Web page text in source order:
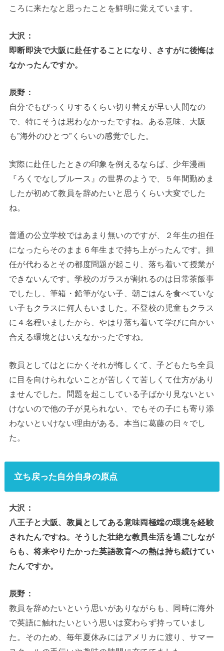
ころに来たなと思ったことを鮮明に覚えています。
大沢：
即断即決で大阪に赴任することになり、さすがに後悔は
なかったんですか。
辰野：
自分でもびっくりするくらい切り替えが早い人間なの
で、特にそうは思わなかったですね。ある意味、大阪
も”海外のひとつ”くらいの感覚でした。
実際に赴任したときの印象を例えるならば、少年漫画
『ろくでなしブルース』の世界のようで、５年間勤めま
したが初めて教員を辞めたいと思うくらい大変でした
ね。
普通の公立学校ではあまり無いのですが、２年生の担任
になったらそのまま６年生まで持ち上がったんです。担
任が代わるとその都度問題が起こり、落ち着いて授業が
できないんです。学校のガラスが割れるのは日常茶飯事
でしたし、筆箱・鉛筆がない子、朝ごはんを食べていな
い子もクラスに何人もいました。不登校の児童もクラス
に４名程いましたから、やはり落ち着いて学びに向かい
合える環境とはいえなかったですね。
教員としてはとにかくそれが悔しくて、子どもたち全員
に目を向けられないことが苦しくて苦しくて仕方があり
ませんでした。問題を起こしている子ばかり見ないとい
けないので他の子が見られない、でもその子にも寄り添
わないといけない理由がある。本当に葛藤の日々でし
た。
立ち戻った自分自身の原点
大沢：
八王子と大阪、教員としてある意味両極端の環境を経験
されたんですね。そうした壮絶な教員生活を過ごしなが
らも、将来やりたかった英語教育への熱は持ち続けてい
たんですか。
辰野：
教員を辞めたいという思いがありながらも、同時に海外
で英語に触れたいという思いは変わらず持っていまし
た。そのため、毎年夏休みにはアメリカに渡り、サマー